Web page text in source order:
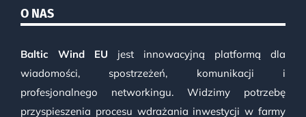
O NAS
Baltic Wind EU jest innowacyjną platformą dla
wiadomości, spostrzeżeń, komunikacji i
profesjonalnego networkingu. Widzimy potrzebę
przyspieszenia procesu wdrażania inwestycji w farmy